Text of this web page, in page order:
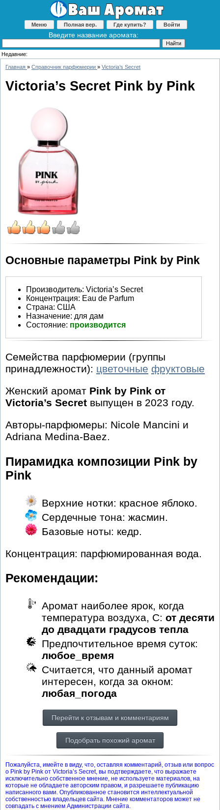
Меню Полная вер. Где купить? Войти
Введите название аромата:
Недавние:
Главная » Справочник парфюмерии » Victoria’s Secret
Victoria’s Secret Pink by Pink
Основные параметры Pink by Pink
Производитель: Victoria’s Secret
Концентрация: Eau de Parfum
Страна: США
Назначение: для дам
Состояние: производится
Семейства парфюмерии (группы
принадлежности): цветочные фруктовые
Женский аромат Pink by Pink от
Victoria’s Secret выпущен в 2023 году.
Авторы-парфюмеры: Nicole Mancini и
Adriana Medina-Baez.
Пирамидка композиции Pink by
Pink
Верхние нотки: красное яблоко.
Сердечные тона: жасмин.
Базовые ноты: кедр.
Концентрация: парфюмированная вода.
Рекомендации:
Аромат наиболее ярок, когда
температура воздуха, С: от десяти
до двадцати градусов тепла
Предпочтительное время суток:
любое_время
Считается, что данный аромат
интересен, когда за окном:
любая_погода
Перейти к отзывам и комментариям
Подобрать похожий аромат
Пожалуйста, имейте в виду, что, оставляя комментарий, отзыв или вопрос
о Pink by Pink от Victoria’s Secret, вы подтверждаете, что выражаете
исключительно собственное мнение, не используете материалов, на
которые не обладаете авторским правом, и разрешаете публикацию
написанного вами. Опубликованное становится интеллектуальной
собственностью владельцев сайта. Мнение комментаторов может не
совпадать с мнением Администрации сайта.